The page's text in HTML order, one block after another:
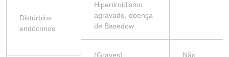
Distúrbios
endócrinos
Hipertiroidismo
agravado, doença
de Basedow
(Graves),
Não